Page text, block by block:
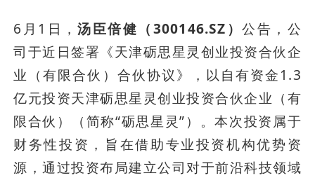
6月1日，汤臣倍健（300146.SZ）公告，公
司于近日签署《天津砺思星灵创业投资合伙企
业（有限合伙）合伙协议》，以自有资金1.3
亿元投资天津砺思星灵创业投资合伙企业（有
限合伙）（简称“砺思星灵”）。本次投资属于
财务性投资，旨在借助专业投资机构优势资
源，通过投资布局建立公司对于前沿科技领域